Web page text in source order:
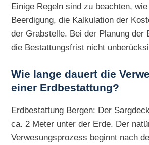
Einige Regeln sind zu beachten,
Beerdigung, die Kalkulation der
der Grabstelle. Bei der Planung der
die Bestattungsfrist nicht
Wie lange dauert die
einer Erdbestattung?
Erdbestattung Bergen: Der
ca. 2 Meter unter der Erde. Der
Verwesungsprozess beginnt nach